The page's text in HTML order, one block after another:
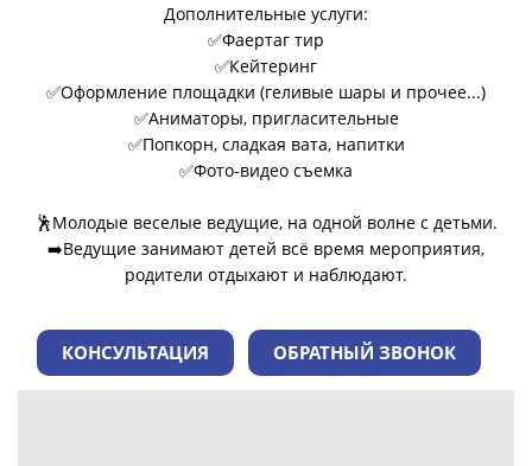
Дополнительные услуги:
✅Фаертаг тир
✅Кейтеринг
✅Оформление площадки (геливые шары и прочее...)
✅Аниматоры, пригласительные
✅Попкорн, сладкая вата, напитки
✅Фото-видео съемка
🕺Молодые веселые ведущие, на одной волне с детьми.
➡️Ведущие занимают детей всё время мероприятия,
родители отдыхают и наблюдают.
КОНСУЛЬТАЦИЯ ОБРАТНЫЙ ЗВОНОК